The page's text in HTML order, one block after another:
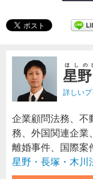
星
ほしの
詳しい
企業顧問法務、不
務、外国関連企業
離婚事件、国際案
星野・長塚・木川